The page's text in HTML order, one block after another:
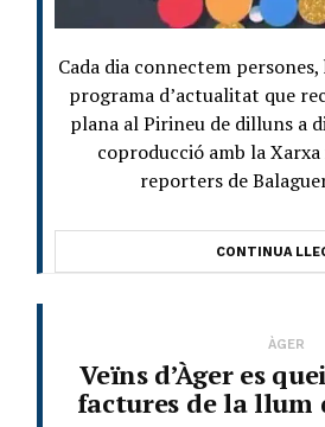
Cada dia connectem
programa d’actualitat que
plana al Pirineu de dilluns a
coproducció amb la
reporters de
CONTINUA
ÀGER
Veïns d’Àger es
factures de la llum